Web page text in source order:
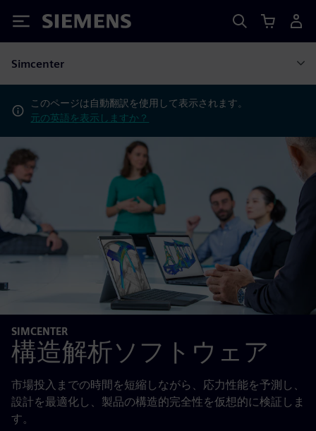
Siemens
Simcenter
このページは自動翻訳を使用して表示されます。
元の英語を表示しますか？
SIMCENTER
構造解析ソフトウェア
市場投入までの時間を短縮しながら、応力性能を予測し、
設計を最適化し、製品の構造的完全性を仮想的に検証しま
す。